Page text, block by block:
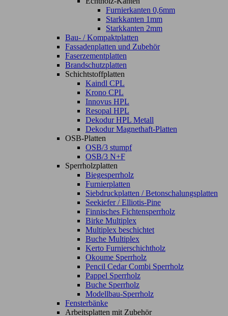
Furnierkanten 0,6mm
Starkkanten 1mm
Starkkanten 2mm
Bau- / Kompaktplatten
Fassadenplatten und Zubehör
Faserzementplatten
Brandschutzplatten
Schichtstoffplatten
Kaindl CPL
Krono CPL
Innovus HPL
Resopal HPL
Dekodur HPL Metall
Dekodur Magnethaft-Platten
OSB-Platten
OSB/3 stumpf
OSB/3 N+F
Sperrholzplatten
Biegesperrholz
Furnierplatten
Siebdruckplatten / Betonschalungsplatten
Seekiefer / Elliotis-Pine
Finnisches Fichtensperrholz
Birke Multiplex
Multiplex beschichtet
Buche Multiplex
Kerto Furnierschichtholz
Okoume Sperrholz
Pencil Cedar Combi Sperrholz
Pappel Sperrholz
Buche Sperrholz
Modellbau-Sperrholz
Fensterbänke
Arbeitsplatten mit Zubehör